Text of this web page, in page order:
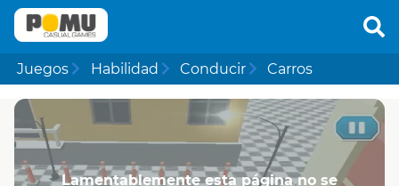
Juegos Habilidad Conducir Carros
Lamentablemente esta página no se